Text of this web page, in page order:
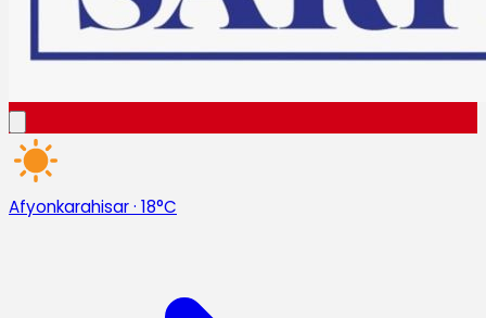
Afyonkarahisar· 18°C